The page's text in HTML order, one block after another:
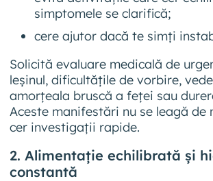
simptomele se clarifică;
cere ajutor dacă te simți
Solicită evaluare medicală de
leșinul, dificultățile de vorbire,
amorțeala bruscă a feței sau
Aceste manifestări nu se leagă de
cer investigații rapide.
2. Alimentație echilibrată și
constantă